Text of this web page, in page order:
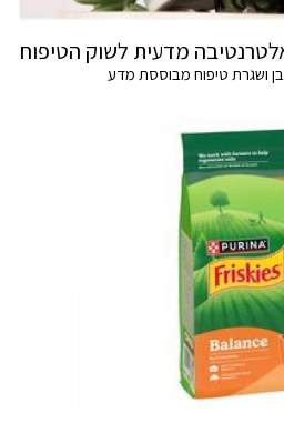
ושגרת טיפוח מבוססת מדע